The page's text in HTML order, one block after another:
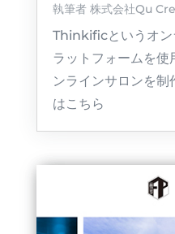
執筆者 株式会社Qu
Thinkificというオン
ラットフォームを
ンラインサロンを制
はこちら